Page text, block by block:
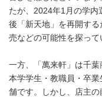
たが、2024年1月の学内
後「新天地」を再開す
売などの可能性を探って
一方、「萬来軒」は千
本学学生・教職員・卒
舗です。しかし、店主